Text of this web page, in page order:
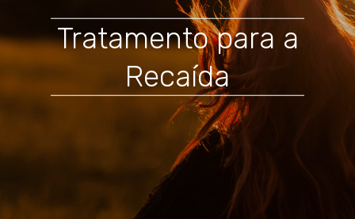
Tratamento para a
Recaída